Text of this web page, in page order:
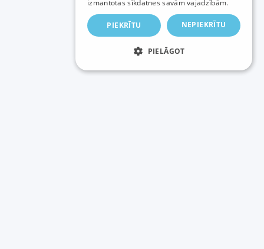
izmantotas sīkdatnes savām vajadzībām.
PIEKRĪTU NEPIEKRĪTU
PIELĀGOT